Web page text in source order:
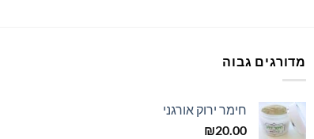
מדורגים גבוה
חימר ירוק אורגני
₪20.00